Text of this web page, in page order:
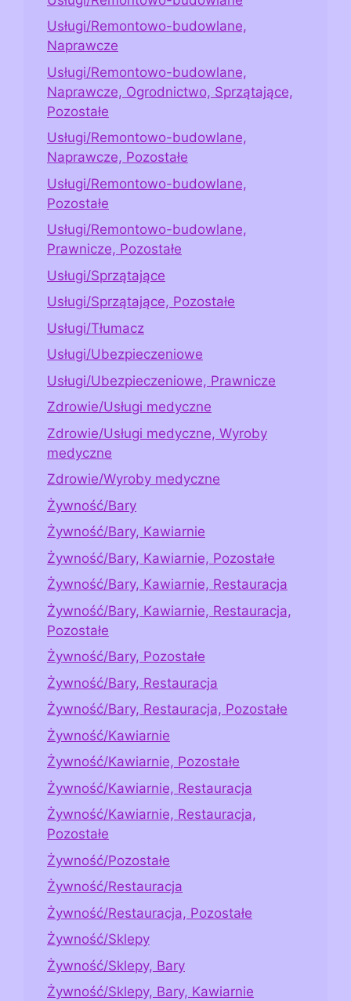
Usługi/Remontowo-budowlane,
Naprawcze
Usługi/Remontowo-budowlane,
Naprawcze, Ogrodnictwo, Sprzątające,
Pozostałe
Usługi/Remontowo-budowlane,
Naprawcze, Pozostałe
Usługi/Remontowo-budowlane,
Pozostałe
Usługi/Remontowo-budowlane,
Prawnicze, Pozostałe
Usługi/Sprzątające
Usługi/Sprzątające, Pozostałe
Usługi/Tłumacz
Usługi/Ubezpieczeniowe
Usługi/Ubezpieczeniowe, Prawnicze
Zdrowie/Usługi medyczne
Zdrowie/Usługi medyczne, Wyroby
medyczne
Zdrowie/Wyroby medyczne
Żywność/Bary
Żywność/Bary, Kawiarnie
Żywność/Bary, Kawiarnie, Pozostałe
Żywność/Bary, Kawiarnie, Restauracja
Żywność/Bary, Kawiarnie, Restauracja,
Pozostałe
Żywność/Bary, Pozostałe
Żywność/Bary, Restauracja
Żywność/Bary, Restauracja, Pozostałe
Żywność/Kawiarnie
Żywność/Kawiarnie, Pozostałe
Żywność/Kawiarnie, Restauracja
Żywność/Kawiarnie, Restauracja,
Pozostałe
Żywność/Pozostałe
Żywność/Restauracja
Żywność/Restauracja, Pozostałe
Żywność/Sklepy
Żywność/Sklepy, Bary
Żywność/Sklepy, Bary, Kawiarnie